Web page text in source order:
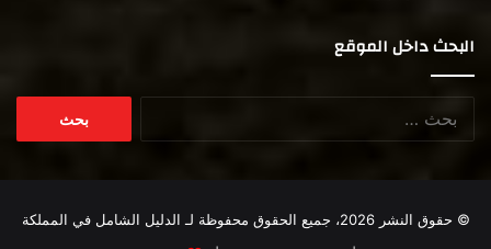
البحث داخل الموقع
© حقوق النشر 2026، جميع الحقوق محفوظة لـ
الدليل الشامل في المملكة